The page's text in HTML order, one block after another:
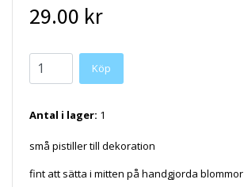
29.00 kr
Antal i lager: 1
små pistiller till dekoration
fint att sätta i mitten på handgjorda blommor